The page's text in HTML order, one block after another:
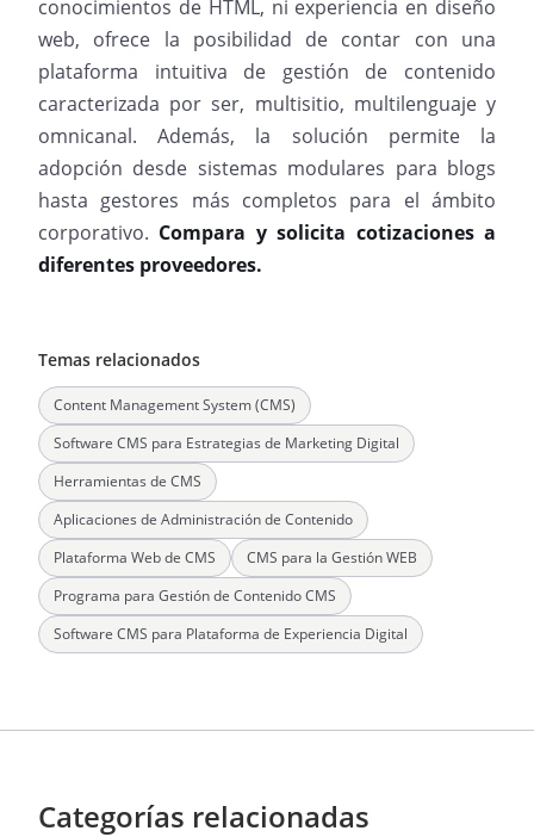
conocimientos de HTML, ni experiencia en diseño
web, ofrece la posibilidad de contar con una
plataforma intuitiva de gestión de contenido
caracterizada por ser, multisitio, multilenguaje y
omnicanal. Además, la solución permite la
adopción desde sistemas modulares para blogs
hasta gestores más completos para el ámbito
corporativo. Compara y solicita cotizaciones a
diferentes proveedores.
Temas relacionados
Content Management System (CMS)
Software CMS para Estrategias de Marketing Digital
Herramientas de CMS
Aplicaciones de Administración de Contenido
Plataforma Web de CMS
CMS para la Gestión WEB
Programa para Gestión de Contenido CMS
Software CMS para Plataforma de Experiencia Digital
Categorías relacionadas